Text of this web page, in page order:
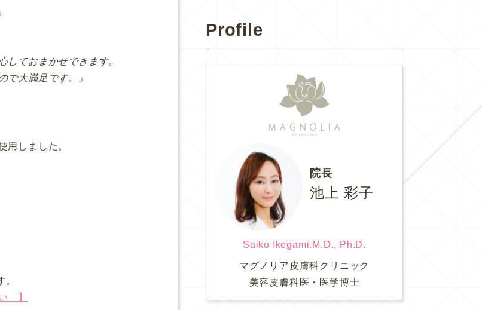
しておまかせできます。
で大満足です。』
用しました。
】
Profile
院長
池上 彩子
Saiko Ikegami.M.D., Ph.D.
マグノリア皮膚科クリニック
美容皮膚科医・医学博士